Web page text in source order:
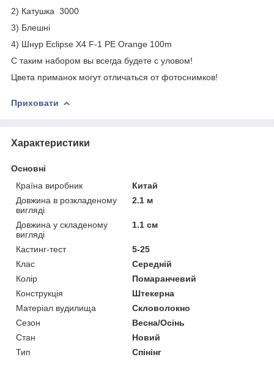
2) Катушка 3000
3) Блешні
4) Шнур Eclipse X4 F-1 PE Orange 100m
С таким набором вы всегда будете с уловом!
Цвета приманок могут отличаться от фотоснимков!
Приховати
Характеристики
Основні
Країна виробник
Китай
Довжина в розкладеному
вигляді
2.1 м
Довжина у складеному
вигляді
1.1 см
Кастинг-тест
5-25
Клас
Середній
Колір
Помаранчевий
Конструкція
Штекерна
Матеріал вудилища
Скловолокно
Сезон
Весна/Осінь
Стан
Новий
Тип
Спінінг